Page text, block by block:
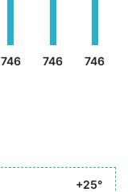
746 746 746
+25°